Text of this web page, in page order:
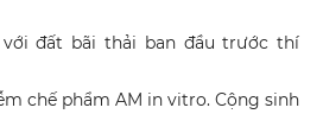
đất bãi thải ban đầu trước thí
chế phẩm AM in vitro. Cộng sinh